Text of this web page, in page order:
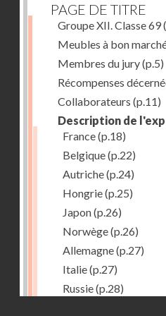
PAGE DE TITRE
Groupe XII. Classe 69
Meubles à bon
Membres du jury(p.5)
Récompenses
Collaborateurs (p.11)
Description de
France(p.18)
Belgique(p.22)
Autriche(p.24)
Hongrie(p.25)
Japon(p.26)
Norwège(p.26)
Allemagne(p.27)
Italie(p.27)
Russie(p.28)